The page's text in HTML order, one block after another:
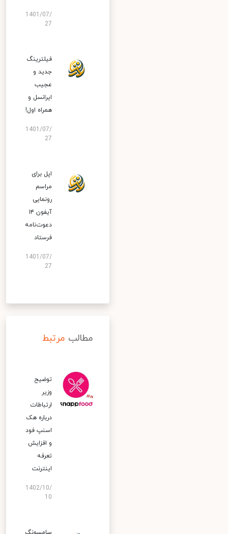
1401/07/
27
فیلترینگ
جدید و
عجیب
ایرانسل و
همراه اول!
1401/07/
27
اپل برای
مراسم
رونمایی
آیفون ۱۴
دعوت‌نامه
فرستاد
1401/07/
27
مطالب مرتبط
توضیح
وزیر
ارتباطات
درباره هک
اسنپ‌ فود
و افزایش
تعرفه
اینترنت
1402/10/
10